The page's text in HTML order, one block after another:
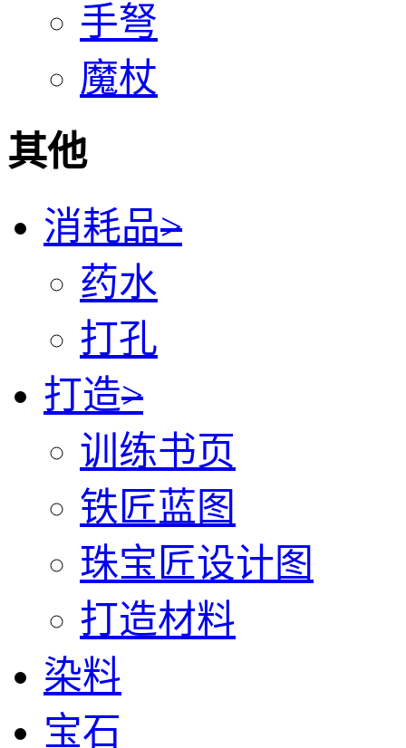
手弩
魔杖
其他
消耗品>
药水
打孔
打造>
训练书页
铁匠蓝图
珠宝匠设计图
打造材料
染料
宝石